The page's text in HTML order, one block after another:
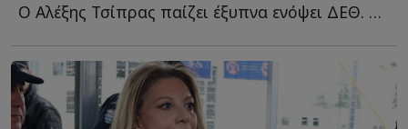
Ο Αλέξης Τσίπρας παίζει έξυπνα ενόψει ΔΕΘ. Η διπλή εμφάνιση σ...